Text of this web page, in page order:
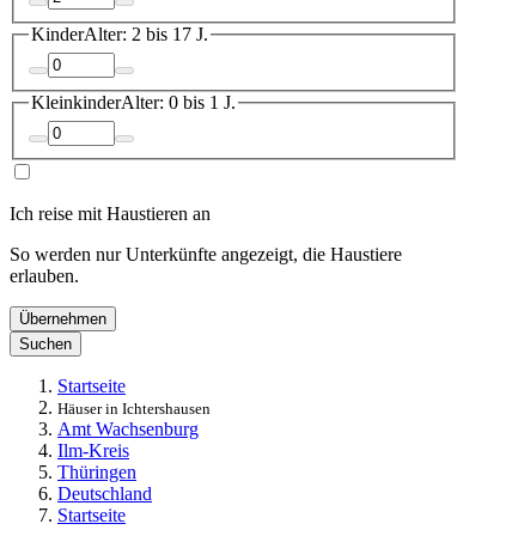
KinderAlter: 2 bis 17 J.
KleinkinderAlter: 0 bis 1 J.
Ich reise mit Haustieren an
So werden nur Unterkünfte angezeigt, die Haustiere
erlauben.
Übernehmen
Suchen
Startseite
Häuser in Ichtershausen
Amt Wachsenburg
Ilm-Kreis
Thüringen
Deutschland
Startseite